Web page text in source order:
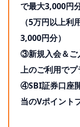
で最大3,000円
（5万円以上
3,000円分）
③新規入会＆ご
上のご利用で
④SBI証券口座
当のVポイント